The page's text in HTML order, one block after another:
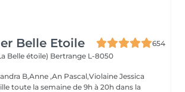
Belle Etoile
654
Belle étoile) Bertrange L-8050
B,Anne ,An Pascal,Violaine Jessica
toute la semaine de 9h à 20h dans la